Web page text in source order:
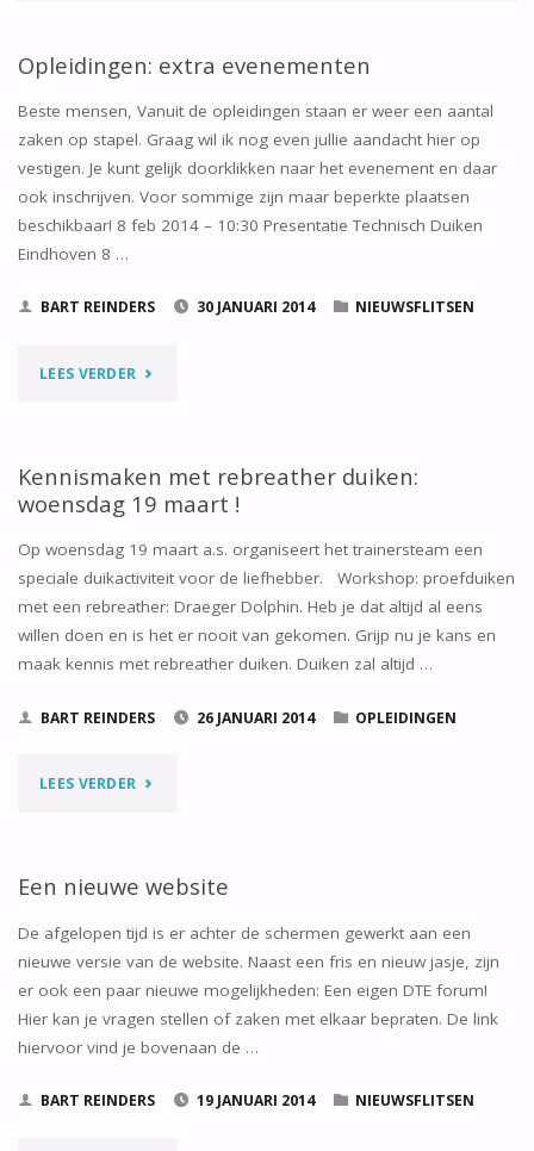
Opleidingen: extra evenementen
Beste mensen, Vanuit de opleidingen staan er weer een aantal
zaken op stapel. Graag wil ik nog even jullie aandacht hier op
vestigen. Je kunt gelijk doorklikken naar het evenement en daar
ook inschrijven. Voor sommige zijn maar beperkte plaatsen
beschikbaar! 8 feb 2014 – 10:30 Presentatie Technisch Duiken
Eindhoven 8 …
BART REINDERS 30 JANUARI 2014 NIEUWSFLITSEN
LEES VERDER "OPLEIDINGEN:
EVENEMENTEN"
Kennismaken met rebreather duiken:
woensdag 19 maart !
Op woensdag 19 maart a.s. organiseert het trainersteam een
speciale duikactiviteit voor de liefhebber. Workshop: proefduiken
met een rebreather: Draeger Dolphin. Heb je dat altijd al eens
willen doen en is het er nooit van gekomen. Grijp nu je kans en
maak kennis met rebreather duiken. Duiken zal altijd …
BART REINDERS 26 JANUARI 2014 OPLEIDINGEN
LEES VERDER "KENNISMAKEN
REBREATHER
DUIKEN:
WOENSDAG
19
Een nieuwe website
De afgelopen tijd is er achter de schermen gewerkt aan een
nieuwe versie van de website. Naast een fris en nieuw jasje, zijn
er ook een paar nieuwe mogelijkheden: Een eigen DTE forum!
Hier kan je vragen stellen of zaken met elkaar bepraten. De link
hiervoor vind je bovenaan de …
BART REINDERS 19 JANUARI 2014 NIEUWSFLITSEN